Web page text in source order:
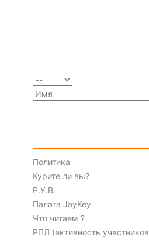
Политика
Курите ли вы?
Р.У.В.
Палата JayKey
Что читаем ?
РПЛ (активность участников